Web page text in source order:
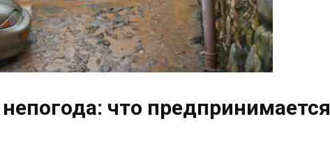
что предпринимается